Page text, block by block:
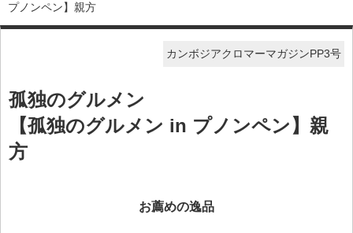
プノンペン】親方
カンボジアクロマーマガジンPP3号
孤独のグルメン
【孤独のグルメン in プノンペン】親
方
お薦めの逸品